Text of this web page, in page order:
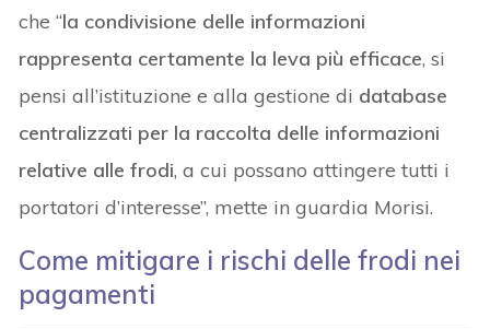
che “la condivisione delle informazioni
rappresenta certamente la leva più efficace, si
pensi all’istituzione e alla gestione di database
centralizzati per la raccolta delle informazioni
relative alle frodi, a cui possano attingere tutti i
portatori d’interesse”, mette in guardia Morisi.
Come mitigare i rischi delle frodi nei
pagamenti